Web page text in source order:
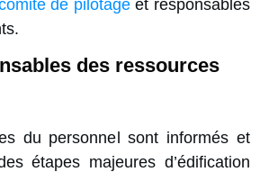
de pilotageet responsables
des ressources
du personnel sont informés et
étapes majeures d’édification